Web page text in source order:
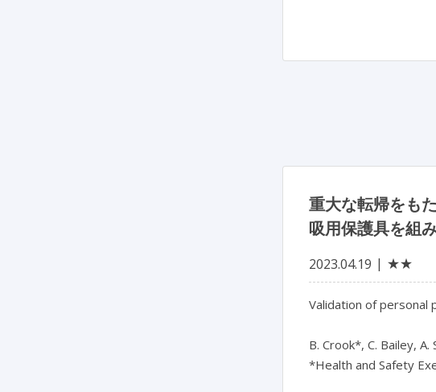
重大な転帰をも
吸用保護具を組
2023.04.19 ★★
Validation of
B. Crook*, C. Bailey,
*Health and Safety